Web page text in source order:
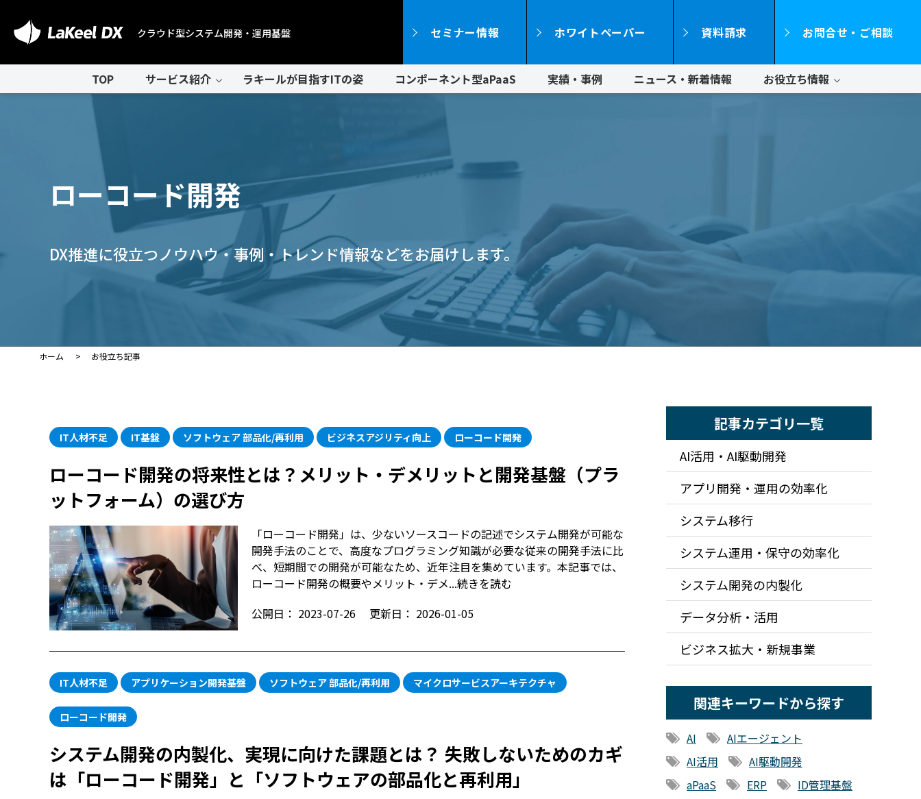
クラウド型システム開発・運用基盤 セミナー情報 ホワイトペーパー 資料請求 お問合せ・ご相談
TOP サービス紹介 ラキールが目指すITの姿 コンポーネント型aPaaS 実績・事例 ニュース・新着情報 お役立ち情報
ローコード開発
DX推進に役立つノウハウ・事例・トレンド情報などをお届けします。
ホーム お役立ち記事
IT人材不足 IT基盤 ソフトウェア 部品化/再利用 ビジネスアジリティ向上 ローコード開発
ローコード開発の将来性とは？メリット・デメリットと開発基盤（プラ
ットフォーム）の選び方
「ローコード開発」は、少ないソースコードの記述でシステム開発が可能な
開発手法のことで、高度なプログラミング知識が必要な従来の開発手法に比
べ、短期間での開発が可能なため、近年注目を集めています。本記事では、
ローコード開発の概要やメリット・デメ...続きを読む
公開日： 2023-07-26 更新日： 2026-01-05
IT人材不足 アプリケーション開発基盤 ソフトウェア 部品化/再利用 マイクロサービスアーキテクチャ
ローコード開発
システム開発の内製化、実現に向けた課題とは？ 失敗しないためのカギ
は「ローコード開発」と「ソフトウェアの部品化と再利用」
記事カテゴリ一覧
AI活用・AI駆動開発
アプリ開発・運用の効率化
システム移行
システム運用・保守の効率化
システム開発の内製化
データ分析・活用
ビジネス拡大・新規事業
関連キーワードから探す
AI
AIエージェント
AI活用
AI駆動開発
aPaaS
ERP
ID管理基盤